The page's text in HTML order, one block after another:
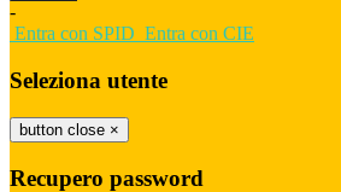
-
Entra con SPID Entra con CIE
Seleziona utente
button close ×
Recupero password